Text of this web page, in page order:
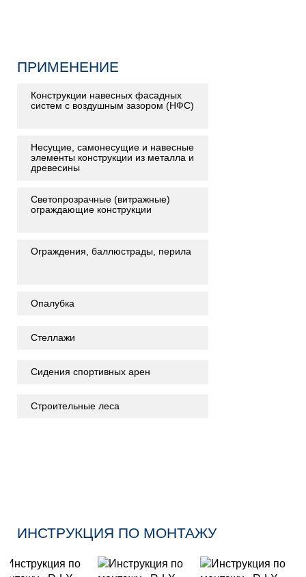
ПРИМЕНЕНИЕ
Конструкции навесных фасадных
систем с воздушным зазором (НФС)
Несущие, самонесущие и навесные
элементы конструкции из металла и
древесины
Светопрозрачные (витражные)
ограждающие конструкции
Ограждения, баллюстрады, перила
Опалубка
Стеллажи
Сидения спортивных арен
Строительные леса
ИНСТРУКЦИЯ ПО МОНТАЖУ